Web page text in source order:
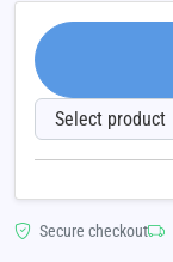
Secure checkout